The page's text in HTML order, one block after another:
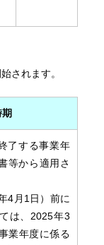
されます。
了する事業年
等から適用さ
4月1日）前に
は、2025年3
業年度に係る